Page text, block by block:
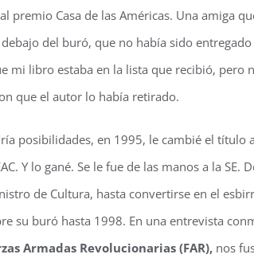
premio Casa de las Américas. Una amiga
del buró, que no había sido
mi libro estaba en la lista que recibió, pero
que el autor lo había retirado.
posibilidades, en 1995, le cambié el título
Y lo gané. Se le fue de las manos a la SE.
de Cultura, hasta convertirse en el
su buró hasta 1998. En una entrevista
Armadas Revolucionarias (FAR), nos